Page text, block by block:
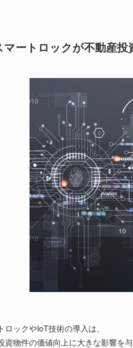
マートロックが不動産投
ロックやIoT技術の導入は、
資物件の価値向上に大きな影響を与